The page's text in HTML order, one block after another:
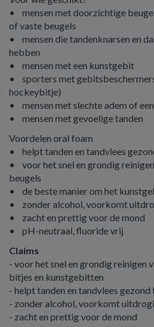
• mensen met doorzichtige
of vaste beugels
• mensen die tandenknarsen en
hebben
• mensen met een kunstgebit
• sporters met
hockeybitje)
• mensen met slechte adem of
• mensen met gevoelige tanden
Voordelen oral foam
• helpt tanden en tandvlees
• voor het snel en grondig
beugels
• de beste manier om het
• zonder alcohol, voorkomt
• zacht en prettig voor de mond
• pH-neutraal, fluoride vrij
Claims
- voor het snel en grondig reinigen
bitjes en kunstgebitten
- helpt tanden en tandvlees gezond
- zonder alcohol, voorkomt
- zacht en prettig voor de mond